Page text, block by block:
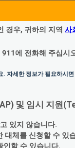
경우, 귀하의 지역 사
에 전화해 주십시
자세한 정보가 필요하시
및 임시 지원
있지 않습니다.
대체를 신청할 수 있
인할 수 있습니다.